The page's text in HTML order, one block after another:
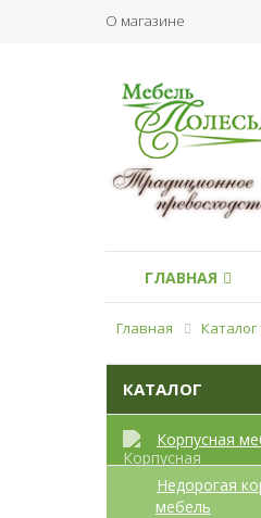
О магазине
ГЛАВНАЯ
Главная
КАТАЛОГ
Корпусная
Недорогая
мебель